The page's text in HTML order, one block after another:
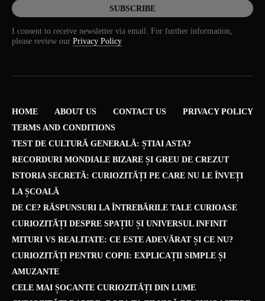
I consent to receive newsletter via email. For further information,
please review our Privacy Policy
HOME ABOUT US CONTACT US
PRIVACY POLICY
TERMS AND CONDITIONS
TEST DE CULTURĂ GENERALĂ: ȘTIAI ASTA?
RECORDURI MONDIALE BIZARE ȘI GREU DE CREZUT
ISTORIA SECRETĂ: CURIOZITĂȚI PE CARE NU LE ÎNVEȚI
LA ȘCOALĂ
DE CE? RĂSPUNSURI LA ÎNTREBĂRILE TALE CURIOASE
CURIOZITĂȚI DESPRE SPAȚIU ȘI UNIVERSUL INFINIT
MITURI VS REALITATE: CE ESTE ADEVĂRAT ȘI CE NU?
CURIOZITĂȚI PENTRU COPII: EXPLICAȚII SIMPLE ȘI
AMUZANTE
CELE MAI ȘOCANTE CURIOZITĂȚI DIN LUME